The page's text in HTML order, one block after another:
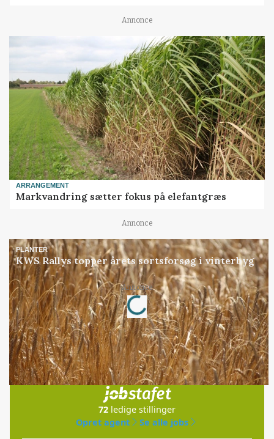
Annonce
ARRANGEMENT
Markvandring sætter fokus på elefantgræs
Annonce
PLANTER
KWS Rallys topper årets sortsforsøg i vinterbyg
Annonce
Loading...
Jobs
i samarbejde med
72 ledige stillinger
Opret agent
Se alle jobs